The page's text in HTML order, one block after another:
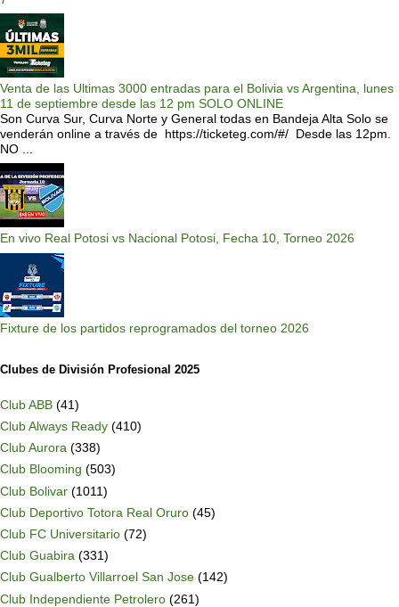
Venta de las Ultimas 3000 entradas para el Bolivia vs Argentina, lunes
11 de septiembre desde las 12 pm SOLO ONLINE
Son Curva Sur, Curva Norte y General todas en Bandeja Alta Solo se
venderán online a través de https://ticketeg.com/#/ Desde las 12pm.
NO ...
En vivo Real Potosi vs Nacional Potosi, Fecha 10, Torneo 2026
Fixture de los partidos reprogramados del torneo 2026
Clubes de División Profesional 2025
Club ABB (41)
Club Always Ready (410)
Club Aurora (338)
Club Blooming (503)
Club Bolivar (1011)
Club Deportivo Totora Real Oruro (45)
Club FC Universitario (72)
Club Guabira (331)
Club Gualberto Villarroel San Jose (142)
Club Independiente Petrolero (261)